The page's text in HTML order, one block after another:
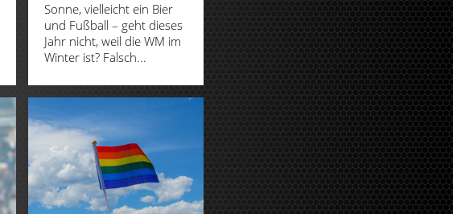
Sonne, vielleicht ein Bier
und Fußball – geht dieses
Jahr nicht, weil die WM im
Winter ist? Falsch...